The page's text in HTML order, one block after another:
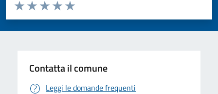
Valuta da 1 a 5 stelle la pagina
Valuta 5 stelle su 5
Valuta 4 stelle su 5
Valuta 3 stelle su 5
Valuta 2 stelle su 5
Valuta 1 stelle su 5
Contatta il comune
Leggi le domande frequenti